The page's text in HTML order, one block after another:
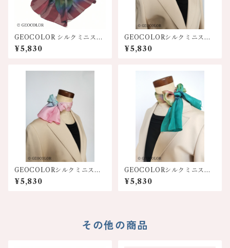
GEOCOLOR シルクミニスカ
ーフ100S【濃厚ワイン系】
¥5,830
GEOCOLORシルクミニスカ
ーフ【水色系】
¥5,830
GEOCOLORシルクミニスカ
ーフ【ピンク系グラデーショ
ン】
¥5,830
GEOCOLORシルクミニスカ
ーフ【エメグリ系】人気
色！！
¥5,830
その他の商品